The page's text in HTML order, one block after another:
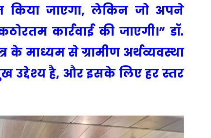
किया जाएगा, लेकिन जो अपने
कार्रवाई की जाएगी।” डॉ.
के माध्यम से ग्रामीण अर्थव्यवस्था
उद्देश्य है, और इसके लिए हर स्तर